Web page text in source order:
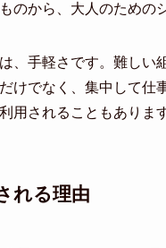
のから、大人のための
、手軽さです。難し
けでなく、集中して
用されることもあります
れる理由